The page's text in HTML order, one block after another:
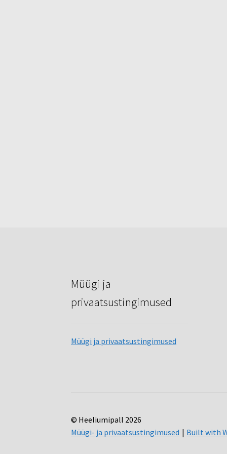
Müügi ja
privaatsustingimused
Müügi ja privaatsustingimused
© Heeliumipall 2026
Müügi- ja privaatsustingimused
Built with